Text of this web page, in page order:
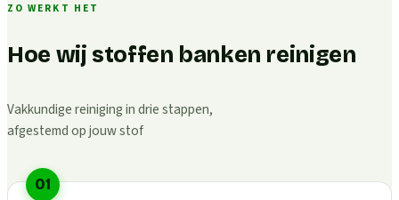
ZO WERKT HET
Hoe wij stoffen banken reinigen
Vakkundige reiniging in drie stappen,
afgestemd op jouw stof
01